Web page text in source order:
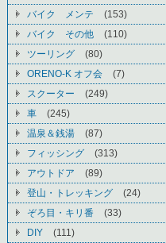
バイク メンテ
(153)
バイク その他
(110)
ツーリング
(80)
ORENO-K オフ会
(7)
スクーター
(249)
車
(245)
温泉＆銭湯
(87)
フィッシング
(313)
アウトドア
(89)
登山・トレッキング
(24)
ぞろ目・キリ番
(33)
DIY
(111)